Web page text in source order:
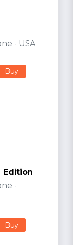
- USA
Buy
Edition
-
Buy